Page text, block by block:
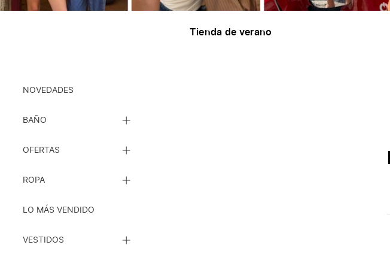
NOVEDADES
BAÑO
LISTA
SUBCATEGORÍAS
OFERTAS
LISTA
SUBCATEGORÍAS
ROPA
LISTA
LO MÁS VENDIDO
VESTIDOS
LISTA
Tienda de verano